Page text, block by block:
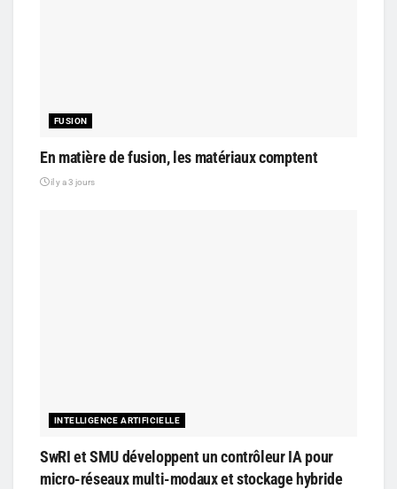
FUSION
En matière de fusion, les matériaux comptent
il y a 3 jours
INTELLIGENCE ARTIFICIELLE
SwRI et SMU développent un contrôleur IA pour
micro-réseaux multi-modaux et stockage hybride